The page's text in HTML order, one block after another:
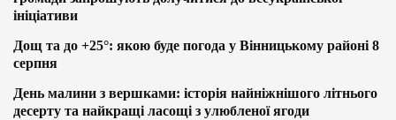
ініціативи
Дощ та до +25°: якою буде погода у Вінницькому районі 8
серпня
День малини з вершками: історія найніжнішого літнього
десерту та найкращі ласощі з улюбленої ягоди